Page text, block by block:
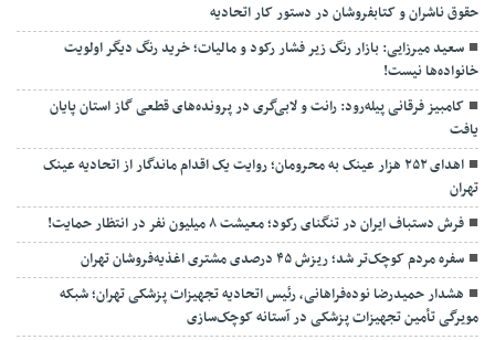
حقوق ناشران و کتابفروشان در دستور کار اتحادیه
سعید میرزایی: بازار رنگ زیر فشار رکود و مالیات؛ خرید رنگ دیگر اولویت
خانواده‌ها نیست!
کامبیز فرقانی پیله‌رود: رانت و لابی‌گری در پرونده‌های قطعی گاز استان پایان
یافت
اهدای ۲۵۲ هزار عینک به محرومان؛ روایت یک اقدام ماندگار از اتحادیه عینک
تهران
فرش دستباف ایران در تنگنای رکود؛ معیشت ۸ میلیون نفر در انتظار حمایت!
سفره مردم کوچک‌تر شد؛ ریزش ۴۵ درصدی مشتری اغذیه‌فروشان تهران
هشدار حمیدرضا نوده‌فراهانی، رئیس اتحادیه تجهیزات پزشکی تهران؛ شبکه
مویرگی تأمین تجهیزات پزشکی در آستانه کوچک‌سازی